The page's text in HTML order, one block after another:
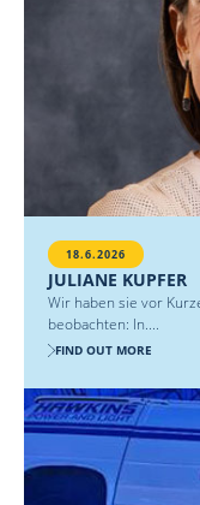
18.6.2026
JULIANE KUPFER
Wir haben sie vor
beobachten: In....
FIND OUT MORE